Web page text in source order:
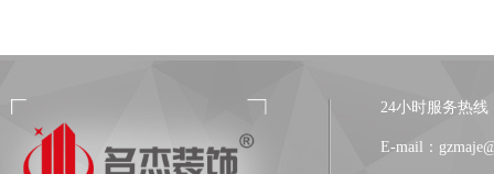
24小时服务热线
E-mail：